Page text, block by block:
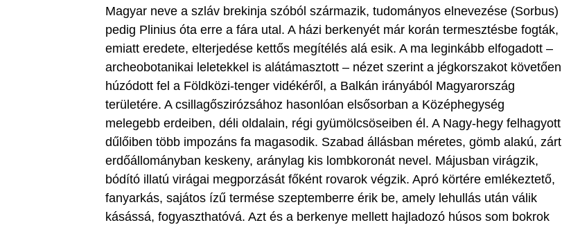
Magyar neve a szláv brekinja szóból származik, tudományos elnevezése (Sorbus)
pedig Plinius óta erre a fára utal. A házi berkenyét már korán termesztésbe fogták,
emiatt eredete, elterjedése kettős megítélés alá esik. A ma leginkább elfogadott –
archeobotanikai leletekkel is alátámasztott – nézet szerint a jégkorszakot követően
húzódott fel a Földközi-tenger vidékéről, a Balkán irányából Magyarország
területére. A csillagőszirózsához hasonlóan elsősorban a Középhegység
melegebb erdeiben, déli oldalain, régi gyümölcsöseiben él. A Nagy-hegy felhagyott
dűlőiben több impozáns fa magasodik. Szabad állásban méretes, gömb alakú, zárt
erdőállományban keskeny, aránylag kis lombkoronát nevel. Májusban virágzik,
bódító illatú virágai megporzását főként rovarok végzik. Apró körtére emlékeztető,
fanyarkás, sajátos ízű termése szeptemberre érik be, amely lehullás után válik
kásássá, fogyaszthatóvá. Azt és a berkenye mellett hajladozó húsos som bokrok